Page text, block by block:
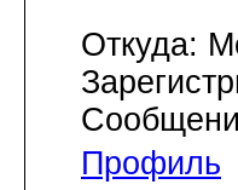
Откуда:
Профиль